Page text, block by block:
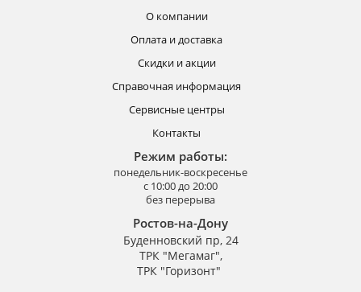
О компании
Оплата и доставка
Скидки и акции
Справочная информация
Сервисные центры
Контакты
Режим работы:
понедельник-воскресенье
с 10:00 до 20:00
без перерыва
Ростов-на-Дону
Буденновский пр, 24
ТРК "Мегамаг",
ТРК "Горизонт"